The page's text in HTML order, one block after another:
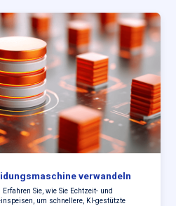
verwandeln
Sie, wie Sie Echtzeit- und
um schnellere, KI-gestützte